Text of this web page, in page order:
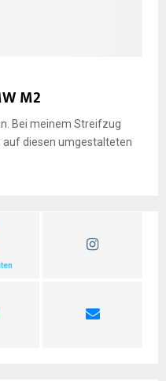
M2
Bei meinem Streifzug
auf diesen umgestalteten